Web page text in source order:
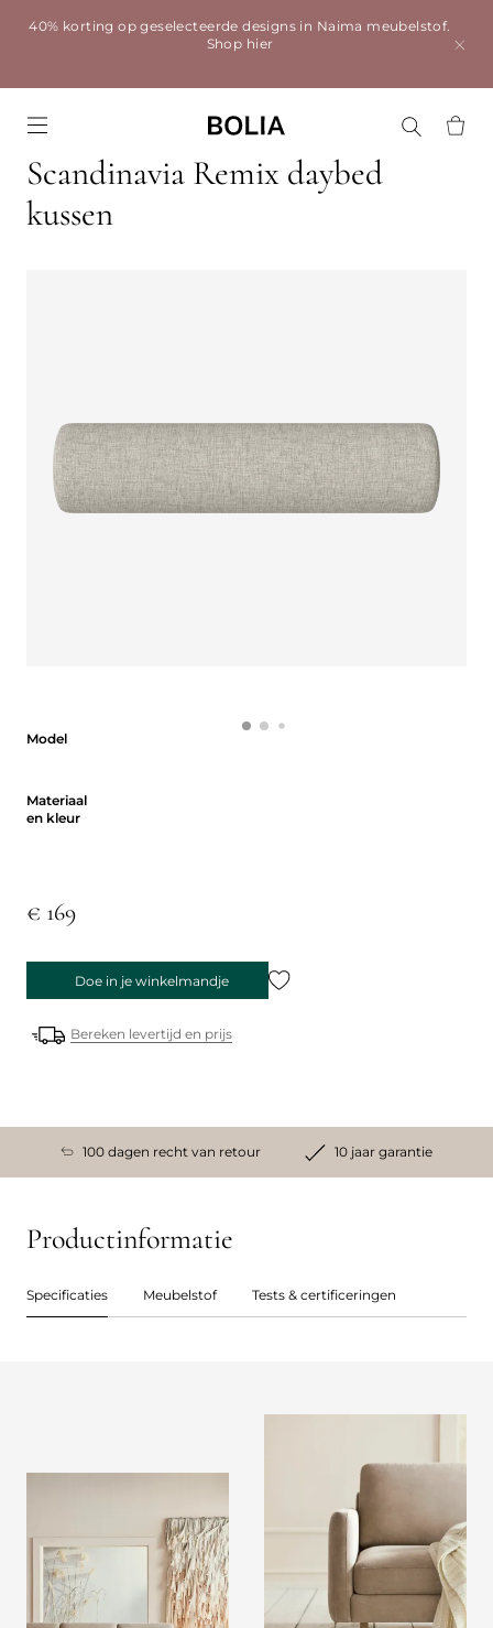
40% korting op geselecteerde designs in Naima meubelstof.
Shop hier
Scandinavia Remix daybed
kussen
Model
Materiaal
en kleur
€ 169
Doe in je winkelmandje
Bereken levertijd en prijs
100 dagen recht van retour 10 jaar garantie
Productinformatie
Specificaties Meubelstof Tests & certificeringen